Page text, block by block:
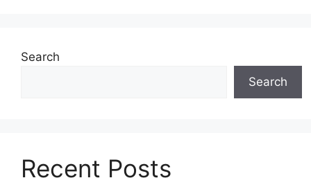
Search
Search
Recent Posts